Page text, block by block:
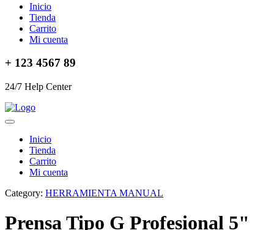
Inicio
Tienda
Carrito
Mi cuenta
+ 123 4567 89
24/7 Help Center
Inicio
Tienda
Carrito
Mi cuenta
Category: HERRAMIENTA MANUAL
Prensa Tipo G Profesional 5"